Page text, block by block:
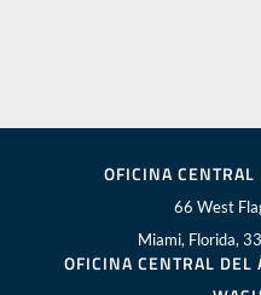
OFICINA
66 West
Miami, Florida,
OFICINA CENTRAL DEL